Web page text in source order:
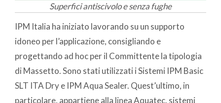
Superfici antiscivolo e senza fughe
IPM Italia ha iniziato lavorando su un supporto
idoneo per l’applicazione, consigliando e
progettando ad hoc per il Committente la tipologia
di Massetto. Sono stati utilizzati i Sistemi IPM Basic
SLT ITA Dry e IPM Aqua Sealer. Quest’ultimo, in
particolare, appartiene alla linea Aquatec, sistemi